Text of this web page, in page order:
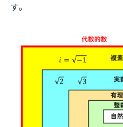
す。